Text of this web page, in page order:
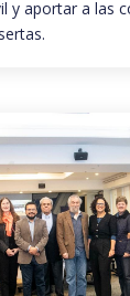
y aportar a las